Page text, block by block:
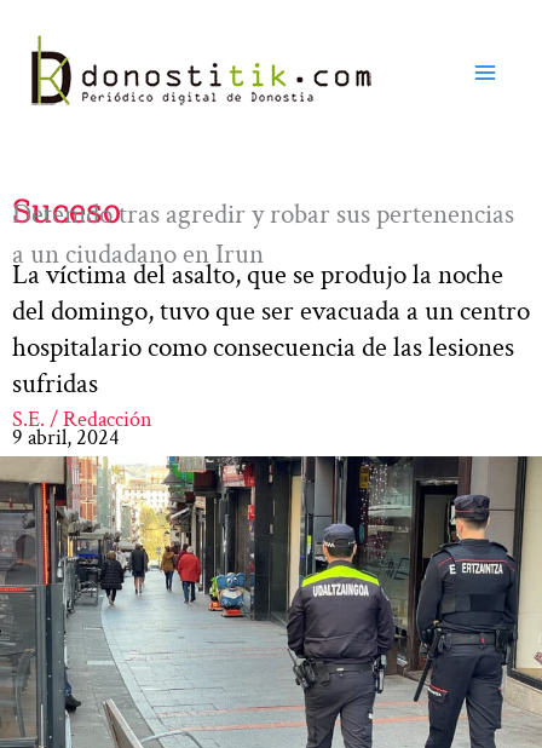
contenido
Suceso
Detenido tras agredir y robar sus pertenencias
a un ciudadano en Irun
La víctima del asalto, que se produjo la noche
del domingo, tuvo que ser evacuada a un centro
hospitalario como consecuencia de las lesiones
sufridas
S.E. / Redacción
9 abril, 2024